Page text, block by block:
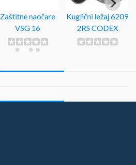
Zaštitne naočare
VSG 16
Kuglični ležaj 6209
2RS CODEX